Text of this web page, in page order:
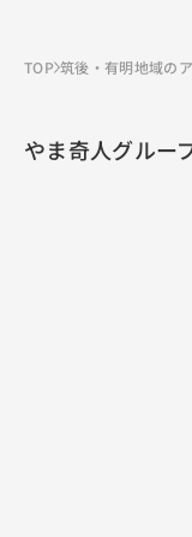
TOP 筑後・有明地域の
やま奇人グルー